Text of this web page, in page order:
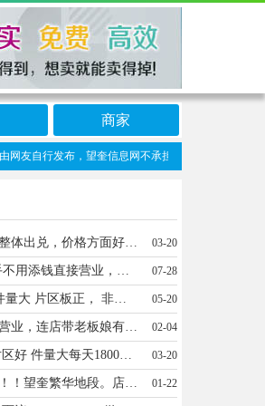
商家
自行发布，望奎信息网不承担任何责任！提高警惕
喜辣猫麻辣烫热卖中整体出兑，价格方面好协商，有意者请联系17614551833 03-20
营业中KTV出兑 接手不用添钱直接营业，价格美丽 有意者加微信：18724366718（非诚勿扰） 07-28
嘉年华驿站出兑 ， 件量大 片区板正， 非诚勿扰 15590998601 05-20
美甲店转让接手即可营业，连店带老板娘有固定客源（带店里微信，如有需要原店主可留店帮忙到过完年锁客，租金嘎嘎便宜，电话13224555513 02-04
雨涵快递超市出兑 片区好 件量大每天1800+ 发展空间大 有实力能想赚钱的来 发件多，位置好，店内取件智能化 电话18363177375，价格面议诚心出兑，有意者联系 03-20
年前交易价格优惠！！！望奎繁华地段。店面全新装修升级。到手直接干，年利润可观！有稳定客源，接手即可盈利。电话:18845525222 01-22